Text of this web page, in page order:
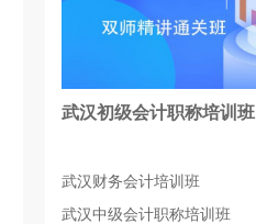
武汉初级会计职称培训班
武汉财务会计培训班
武汉中级会计职称培训班